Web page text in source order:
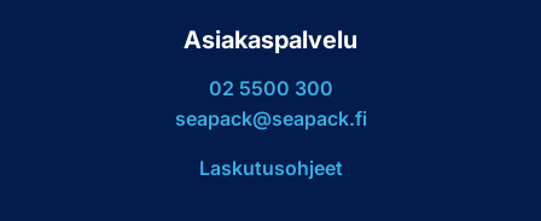
Asiakaspalvelu
02 5500 300
seapack@seapack.fi
Laskutusohjeet